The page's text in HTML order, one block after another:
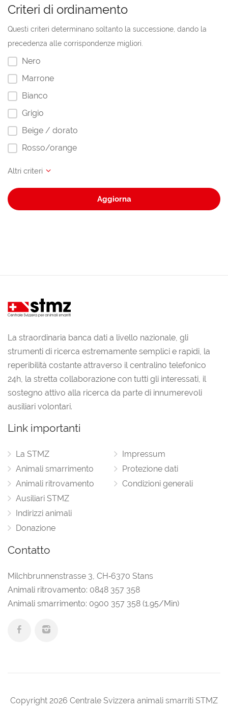
Criteri di ordinamento
Questi criteri determinano soltanto la successione, dando la
precedenza alle corrispondenze migliori.
Nero
Marrone
Bianco
Grigio
Beige / dorato
Rosso/orange
Aggiorna
La straordinaria banca dati a livello nazionale, gli
strumenti di ricerca estremamente semplici e rapidi, la
reperibilità costante attraverso il centralino telefonico
24h, la stretta collaborazione con tutti gli interessati, il
sostegno attivo alla ricerca da parte di innumerevoli
ausiliari volontari.
Link importanti
La STMZ
Animali smarrimento
Animali ritrovamento
Ausiliari STMZ
Indirizzi animali
Donazione
Impressum
Protezione dati
Condizioni generali
Contatto
Milchbrunnenstrasse 3, CH‑6370 Stans
Animali ritrovamento: 0848 357 358
Animali smarrimento: 0900 357 358 (1.95/Min)
Copyright 2026 Centrale Svizzera animali smarriti STMZ